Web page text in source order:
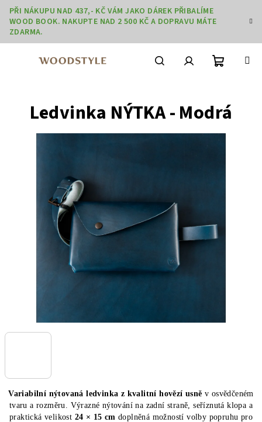
Přejít
obsah
PŘI NÁKUPU NAD 437,- KČ VÁM JAKO DÁREK PŘIBALÍME
WOOD BOOK. NAKUPTE NAD 2 500 KČ A DOPRAVU MÁTE
ZDARMA.
košík
Variabilní nýtovaná ledvinka z kvalitní hovězí usně v osvědčeném
tvaru a rozměru. Výrazné nýtování na zadní straně, seříznutá klopa a
praktická velikost 24 × 15 cm doplněná možností volby popruhu pro
Ledvinka NÝTKA - Modrá